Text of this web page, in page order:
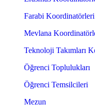
Farabi Koordinatörleri
Mevlana
Teknoloji Takımları
Öğrenci Toplulukları
Öğrenci Temsilcileri
Mezun